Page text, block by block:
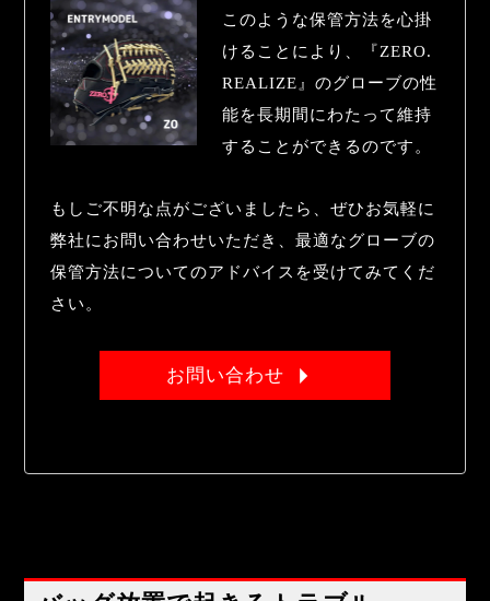
このような保管方法を心掛
けることにより、『ZERO.
REALIZE』のグローブの性
能を長期間にわたって維持
することができるのです。
もしご不明な点がございましたら、ぜひお気軽に
弊社にお問い合わせいただき、最適なグローブの
保管方法についてのアドバイスを受けてみてくだ
さい。
お問い合わせ